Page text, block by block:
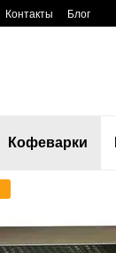
Контакты Блог
Кофеварки